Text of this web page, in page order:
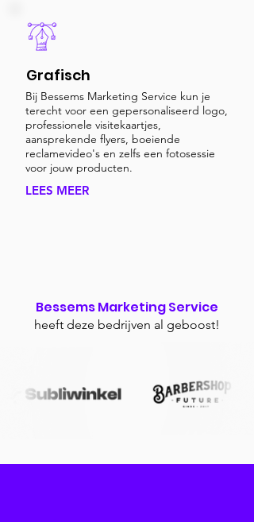
Grafisch
Bij Bessems Marketing Service kun je
terecht voor een gepersonaliseerd logo,
professionele visitekaartjes,
aansprekende flyers, boeiende
reclamevideo's en zelfs een fotosessie
voor jouw producten.
LEES MEER
Bessems Marketing Service
heeft deze bedrijven al geboost!